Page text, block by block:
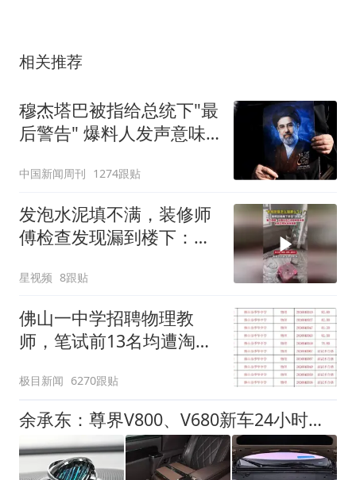
相关推荐
穆杰塔巴被指给总统下"最
后警告" 爆料人发声意味
中国新闻周刊 1274跟贴
发泡水泥填不满，装修师
傅检查发现漏到楼下：出
星视频 8跟贴
佛山一中学招聘物理教
师，笔试前13名均遭淘
聘，成立调查组全面核查
极目新闻 6270跟贴
余承东：尊界V800、V680新车24小时大定突破3500台